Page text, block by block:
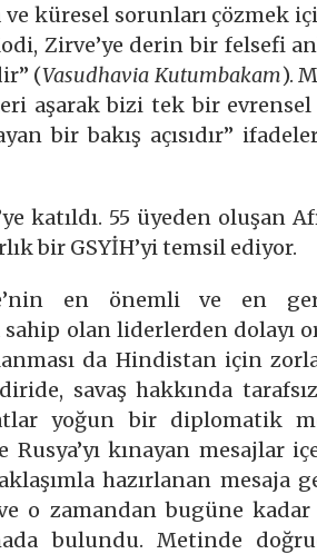
küresel sorunları çözmek
Zirve’ye derin bir felsefi
(Vasudhavia Kutumbakam).
aşarak bizi tek bir evrensel
bir bakış açısıdır”
katıldı. 55 üyeden oluşan
bir GSYİH’yi temsil ediyor.
en önemli ve en
sahip olan liderlerden dolayı
da Hindistan için
savaş hakkında
yoğun bir diplomatik
kınayan mesajlar
hazırlanan mesaja
o zamandan bugüne kadar
bulundu. Metinde